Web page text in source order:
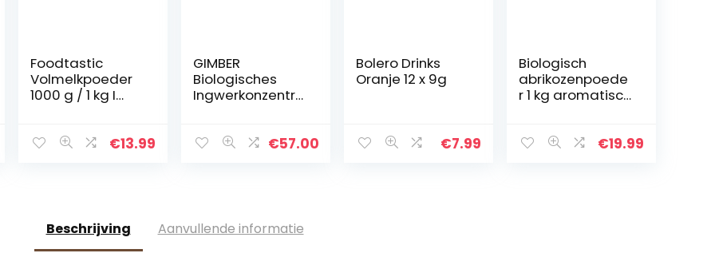
Foodtastic
Volmelkpoeder
1000 g / 1 kg I
voor het bakken
€13.99
GIMBER
Biologisches
Ingwerkonzentra
Bio-Getränk aus
€57.00
Bolero Drinks
Oranje 12 x 9g
€7.99
Biologisch
abrikozenpoede
r 1 kg aromatisch
gemaakt van
€19.99
Beschrijving Aanvullende informatie